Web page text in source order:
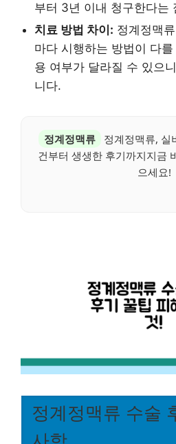
부터 3년 이내 청구한다는
치료 방법 차이: 정계정맥
마다 시행하는 방법이 다
용 여부가 달라질 수 있으
니다.
정계정맥류
정계정맥류, 실
건부터 생생한 후기까지지금
으세요!
정계정맥류 수술